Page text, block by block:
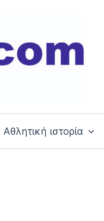
Αθλητική ιστορία